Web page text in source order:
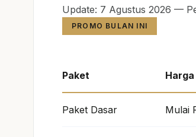
Update: 7 Agustus 2026 —
PROMO BULAN INI
Paket Harga
Paket Dasar Mulai